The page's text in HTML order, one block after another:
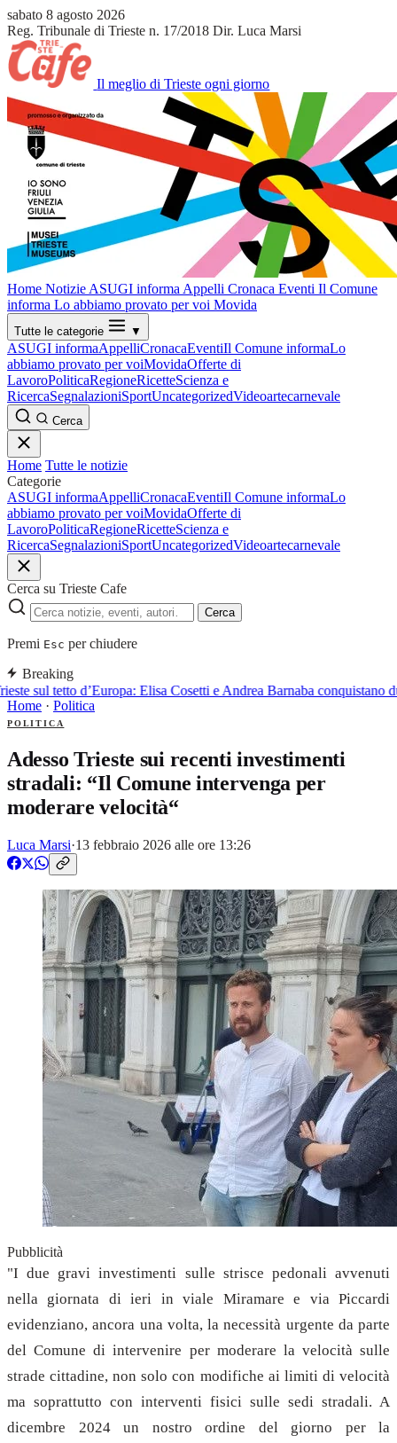
sabato 8 agosto 2026
Reg. Tribunale di Trieste n. 17/2018 Dir. Luca Marsi
Il meglio di Trieste ogni giorno
Home Notizie ASUGI informa Appelli Cronaca Eventi Il Comune
informa Lo abbiamo provato per voi Movida
Tutte le categorie ▼
ASUGI informaAppelliCronacaEventiIl Comune informaLo
abbiamo provato per voiMovidaOfferte di
LavoroPoliticaRegioneRicetteScienza e
RicercaSegnalazioniSportUncategorizedVideoartecarnevale
Cerca
Home Tutte le notizie
Categorie
ASUGI informaAppelliCronacaEventiIl Comune informaLo
abbiamo provato per voiMovidaOfferte di
LavoroPoliticaRegioneRicetteScienza e
RicercaSegnalazioniSportUncategorizedVideoartecarnevale
Cerca su Trieste Cafe
Cerca
Premi Esc per chiudere
Breaking
sul tetto d’Europa: Elisa Cosetti e Andrea Barnaba conquistano
Home · Politica
POLITICA
Adesso Trieste sui recenti investimenti
stradali: “Il Comune intervenga per
moderare velocità“
Luca Marsi·13 febbraio 2026 alle ore 13:26
Pubblicità
"I due gravi investimenti sulle strisce pedonali avvenuti
nella giornata di ieri in viale Miramare e via Piccardi
evidenziano, ancora una volta, la necessità urgente da parte
del Comune di intervenire per moderare la velocità sulle
strade cittadine, non solo con modifiche ai limiti di velocità
ma soprattutto con interventi fisici sulle sedi stradali. A
dicembre 2024 un nostro ordine del giorno per la